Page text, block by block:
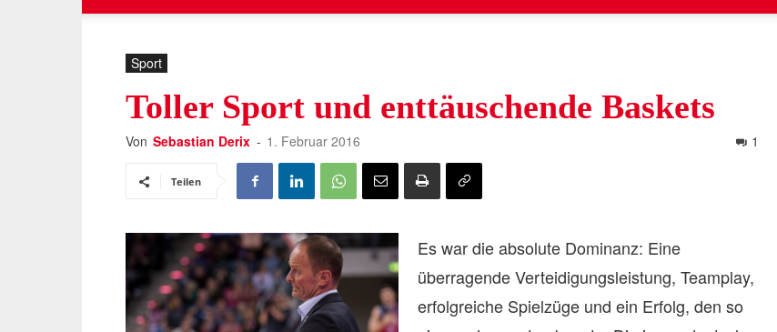
Bundesstadt.com
Sport
Toller Sport und enttäuschende Baskets
Von Sebastian Derix - 1. Februar 2016 1
Teilen
Es war die absolute Dominanz: Eine
überragende Verteidigungsleistung, Teamplay,
erfolgreiche Spielzüge und ein Erfolg, den so